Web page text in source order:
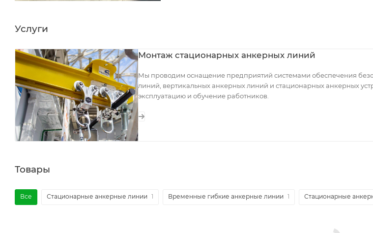
Услуги
Монтаж стационарных анкерных линий
Мы проводим оснащение предприятий системами обеспечения
линий, вертикальных анкерных линий и стационарных анкерных
эксплуатацию и обучение работников.
Товары
Все Стационарные анкерные линии 1 Временные гибкие анкерные линии 1 Стационарные